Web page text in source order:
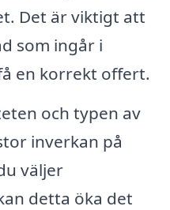
Det är viktigt att
som ingår i
en korrekt offert.
och typen av
inverkan på
väljer
detta öka det